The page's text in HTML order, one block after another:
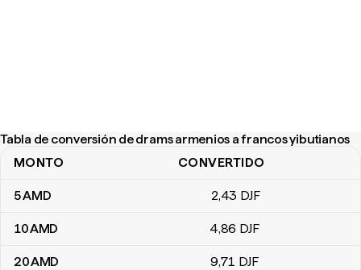
Tabla de conversión de drams armenios a francos yibutianos
Tabla de conversión de drams armenios a francos yibutianos
MONTO CONVERTIDO
5AMD 2,43 DJF
10AMD 4,86 DJF
20AMD 9,71 DJF